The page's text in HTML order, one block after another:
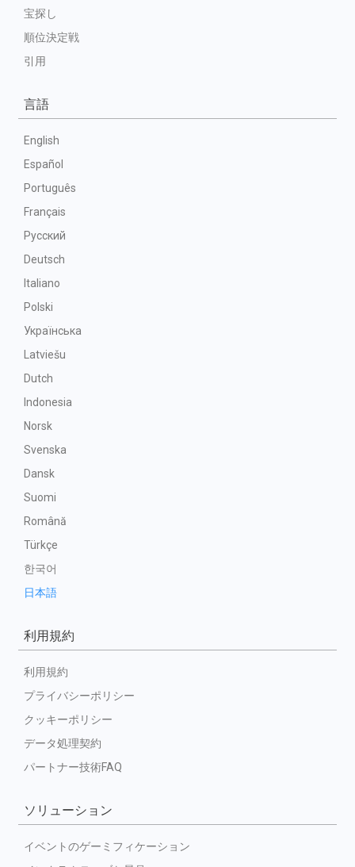
宝探し
順位決定戦
引用
言語
English
Español
Português
Français
Русский
Deutsch
Italiano
Polski
Українська
Latviešu
Dutch
Indonesia
Norsk
Svenska
Dansk
Suomi
Română
Türkçe
한국어
日本語
利用規約
利用規約
プライバシーポリシー
クッキーポリシー
データ処理契約
パートナー技術FAQ
ソリューション
イベントのゲーミフィケーション